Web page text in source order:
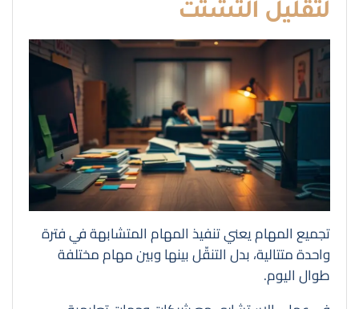
لتقليل التشتت
تجميع المهام يعني تنفيذ المهام المتشابهة في فترة
واحدة متتالية، بدل التنقّل بينها وبين مهام مختلفة
طوال اليوم.